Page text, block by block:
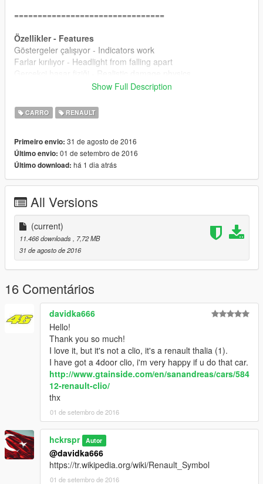
================================
Özellikler - Features
Göstergeler çalışıyor - Indicators work
Farlar kırılıyor - Headlight from falling apart
Camlar kırılmıyor - Glass does not break
Boyut- Size;
7.72 MB
Değiştirilecek araç - Vehicles to be replaced
Buffalo 2
================================
İyi oyunlar dilerim. Eğer istek modlarınız varsa lütfen yorum
atmayı unutmayın.
I wish you good games. If you have any request mode, please
do not forget to comment.
Show Full Description
CARRO RENAULT
Primeiro envio: 31 de agosto de 2016
Último envio: 01 de setembro de 2016
Último download: há 1 dia atrás
All Versions
(current)
11.466 downloads, 7,72 MB
31 de agosto de 2016
16 Comentários
davidka666
Hello!
Thank you so much!
I love it, but it's not a clio, it's a renault thalia (1).
I have got a 4door clio, i'm very happy if u do that car.
http://www.gtainside.com/en/sanandreas/cars/584
12-renault-clio/
thx
01 de setembro de 2016
hckrspr Autor
@davidka666
https://tr.wikipedia.org/wiki/Renault_Symbol
01 de setembro de 2016